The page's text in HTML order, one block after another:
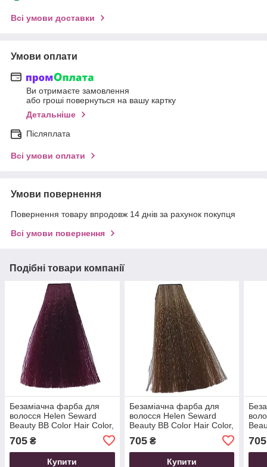
Всі умови доставки
Умови оплати
Ви отримаєте замовлення
або гроші повернуться на вашу картку
Детальніше
Післяплата
Всі умови оплати
Умови повернення
Повернення товару впродовж 14 днів за рахунок покупця
Всі умови повернення
Подібні товари компанії
Безаміачна фарба для
волосся Helen Seward
Beauty BB Color Hair Color,
блондин), 100 мл
705 ₴
Купити
Безаміачна фарба для
волосся Helen Seward
Beauty BB Color Hair Color,
блондин), 100 мл
705₴
Купити
100
705